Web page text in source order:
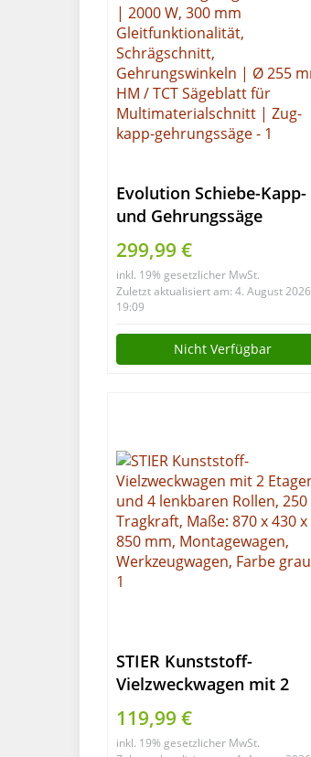
Evolution Schiebe-Kapp-
und Gehrungssäge
R255SMS+ | 2000 W, 300
mm Gleitfunktionalität,
Schrägschnitt,
Gehrungswinkeln | Ø 255
mm HM / TCT Sägeblatt
für Multimaterialschnitt |
299,99 €
inkl. 19% gesetzlicher MwSt.
Zuletzt aktualisiert am: 4. August 2026
19:09
Nicht Verfügbar
STIER Kunststoff-
Vielzweckwagen mit 2
Etagen und 4 lenkbaren
Rollen, 250 kg Tragkraft,
Maße: 870 x 430 x 850
119,99 €
inkl. 19% gesetzlicher MwSt.